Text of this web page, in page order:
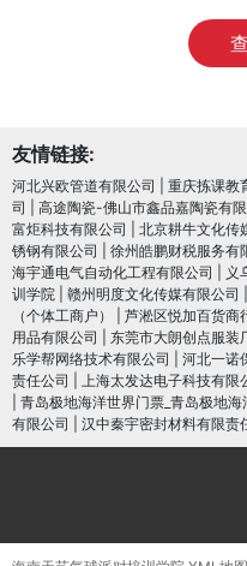
友情链接:
河北兴欧管道有限公司 重庆拣课教
司
高途陶瓷-佛山市鑫品嘉陶瓷有
富炬科技有限公司
北京耕牛文化传
锈钢有限公司
徐州皓鹏财税服务有
海宇通电气自动化工程有限公司
义
训学院
赣州明度文化传媒有限公司
（个体工商户）
芦淞区悦加百货商
用品有限公司
东莞市大朗创点服装
乐学帮网络技术有限公司
河北一诺
责任公司
上海太发达电子科技有限
青岛极地海洋世界门票_青岛极地海
有限公司
汉中秦宇密封材料有限责